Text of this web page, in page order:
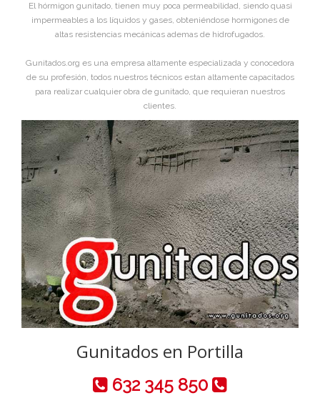
El hórmigon gunitado, tienen muy poca permeabilidad, siendo quasi
impermeables a los líquidos y gases, obteniéndose hormigones de
altas resistencias mecánicas ademas de hidrofugados.
Gunitados.org es una empresa altamente especializada y conocedora
de su profesión, todos nuestros técnicos estan altamente capacitados
para realizar cualquier obra de gunitado, que requieran nuestros
clientes.
Gunitados en Portilla
632 345 850